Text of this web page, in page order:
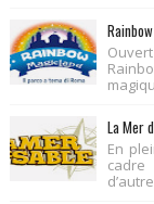
La Mer
En